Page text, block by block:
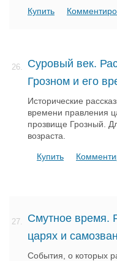
Купить
26.
Суровый век.
Грозном и его
Исторические
времени правления
прозвище Грозный.
возраста.
Купить
27.
Смутное время.
царях и
События, о которых